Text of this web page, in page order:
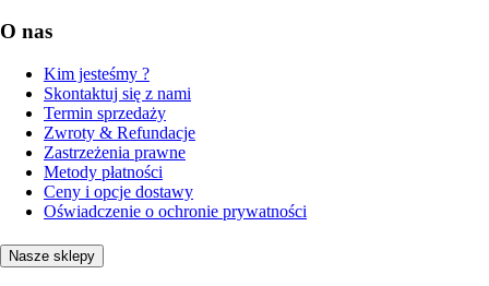
O nas
Kim jesteśmy ?
Skontaktuj się z nami
Termin sprzedaży
Zwroty & Refundacje
Zastrzeżenia prawne
Metody płatności
Ceny i opcje dostawy
Oświadczenie o ochronie prywatności
Nasze sklepy